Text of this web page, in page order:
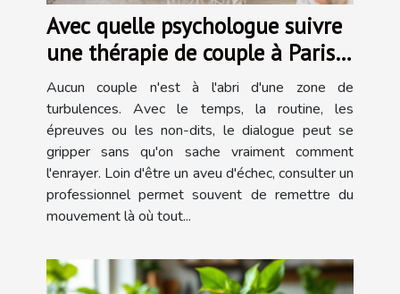
Avec quelle psychologue suivre
une thérapie de couple à Paris
13 ?
Aucun couple n'est à l'abri d'une zone de
turbulences. Avec le temps, la routine, les
épreuves ou les non-dits, le dialogue peut se
gripper sans qu'on sache vraiment comment
l'enrayer. Loin d'être un aveu d'échec, consulter un
professionnel permet souvent de remettre du
mouvement là où tout...